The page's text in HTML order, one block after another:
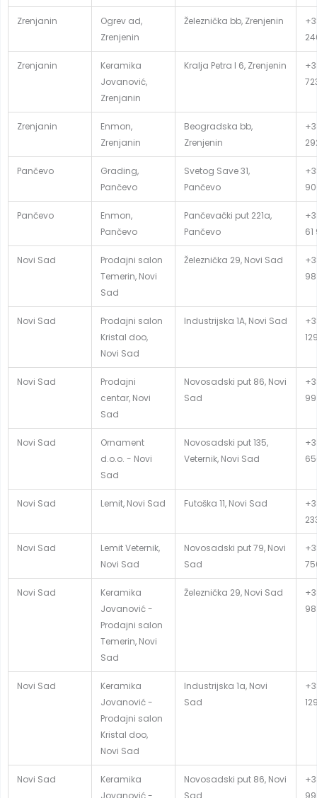
Zrenjanin
Ogrev ad,
Zrenjenin
Železnička bb, Zrenjenin
Zrenjanin
Keramika
Jovanović,
Zrenjanin
Kralja Petra I 6, Zrenjenin
Zrenjanin
Enmon,
Zrenjanin
Beogradska bb,
Zrenjenin
Pančevo
Grading,
Pančevo
Svetog Save 31,
Pančevo
Pančevo
Enmon,
Pančevo
Pančevački put 221a,
Pančevo
Novi Sad
Prodajni salon
Temerin, Novi
Sad
Železnička 29, Novi Sad
Novi Sad
Prodajni salon
Kristal doo,
Novi Sad
Industrijska 1A, Novi Sad
Novi Sad
Prodajni
centar, Novi
Sad
Novosadski put 86, Novi
Sad
Novi Sad
Ornament
d.o.o. - Novi
Sad
Novosadski put 135,
Veternik, Novi Sad
Novi Sad Lemit, Novi Sad Futoška 11, Novi Sad
Novi Sad
Lemit Veternik,
Novi Sad
Novosadski put 79, Novi
Sad
Novi Sad
Keramika
Jovanović -
Prodajni salon
Temerin, Novi
Sad
Železnička 29, Novi Sad
Novi Sad
Keramika
Jovanović -
Prodajni salon
Kristal doo,
Novi Sad
Industrijska 1a, Novi
Sad
Novi Sad
Keramika
Novosadski put 86, Novi